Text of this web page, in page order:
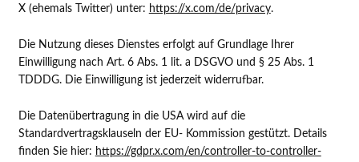
X (ehemals Twitter) unter: https://x.com/de/privacy.
Die Nutzung dieses Dienstes erfolgt auf Grundlage Ihrer
Einwilligung nach Art. 6 Abs. 1 lit. a DSGVO und § 25 Abs. 1
TDDDG. Die Einwilligung ist jederzeit widerrufbar.
Die Datenübertragung in die USA wird auf die
Standardvertragsklauseln der EU- Kommission gestützt. Details
finden Sie hier: https://gdpr.x.com/en/controller-to-controller-